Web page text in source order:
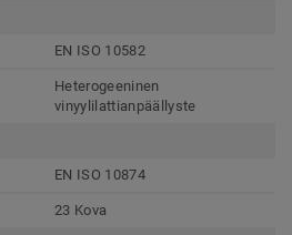
EN ISO 10582
Heterogeeninen
vinyylilattianpäällyste
EN ISO 10874
23 Kova